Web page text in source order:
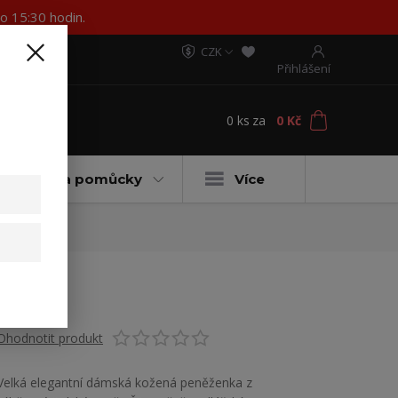
15:30 hodin.
CZK
Přihlášení
0 ks za 0 Kč
Materiály a pomůcky Více
produkt
elegantní dámská kožená peněženka z